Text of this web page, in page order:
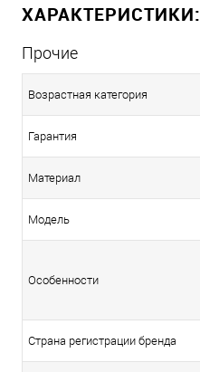
ХАРАКТЕРИСТИКИ:
Прочие
Возрастная категория
Гарантия
Материал
Модель
Особенности
Страна регистрации бренда